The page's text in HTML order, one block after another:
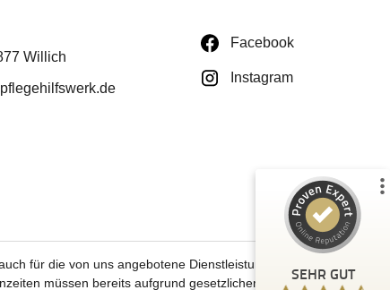
Willich
Facebook
Instagram
für die von uns angebotene Dienstleistung eingebürgert haben.
müssen bereits aufgrund gesetzlicher Vorgaben (u.a.
SEHR GUT
Kundenbewertungen und Erfahrungen zu
Deutsches Pflegehilfswerk
237
Bewertungen auf
ProvenExpert.com
Blick aufs ProvenExpert-Profil werfen